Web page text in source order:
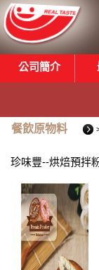
公司簡介
餐飲原物料
珍味豐--烘焙預拌